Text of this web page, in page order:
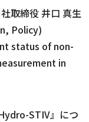
取締役 井口 真生
Policy)
status of non-
in
STIV』につ